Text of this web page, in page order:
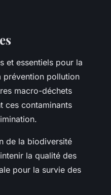
et essentiels pour la
prévention pollution
macro-déchets
ces contaminants
de la biodiversité
la qualité des
pour la survie des